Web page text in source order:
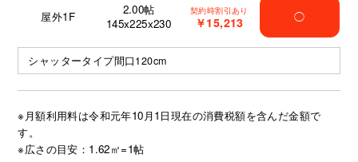
屋外1F 2.00帖
145x225x230
契約時割引あり
￥15,213 ◯
シャッタータイプ間口120cm
※月額利用料は令和元年10月1日現在の消費税額を含んだ金額で
す。
※広さの目安：1.62㎡=1帖